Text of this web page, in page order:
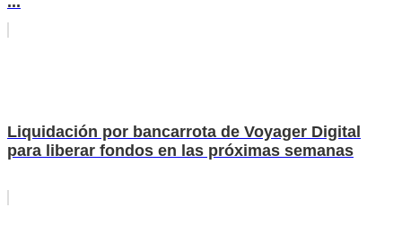
Liquidación por bancarrota de Voyager Digital
para liberar fondos en las próximas semanas